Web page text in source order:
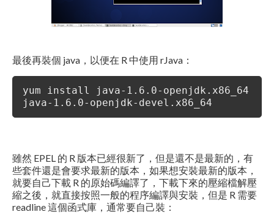
最後再裝個 java，以便在 R 中使用 rJava：
yum install java-1.6.0-openjdk.x86_64
java-1.6.0-openjdk-devel.x86_64
雖然 EPEL 的 R 版本已經很新了，但是還不是最新的，有
些套件還是會要求最新的版本，如果想安裝最新的版本，
就要自己下載 R 的原始碼編譯了，下載下來的壓縮檔解壓
縮之後，就直接按照一般的程序編譯與安裝，但是 R 需要
readline 這個函式庫，通常要自己裝：